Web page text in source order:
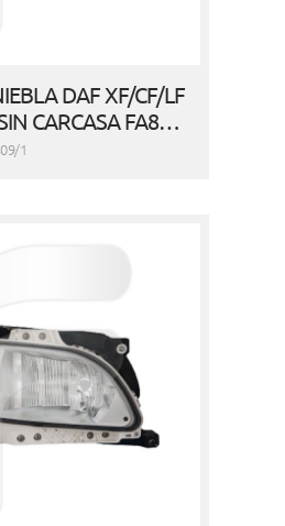
DAF XF/CF/LF
CARCASA FA8…
1